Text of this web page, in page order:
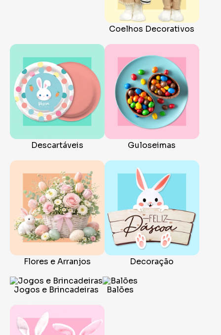
Coelhos Decorativos
Descartáveis Guloseimas
Flores e Arranjos Decoração
Jogos e Brincadeiras Balões